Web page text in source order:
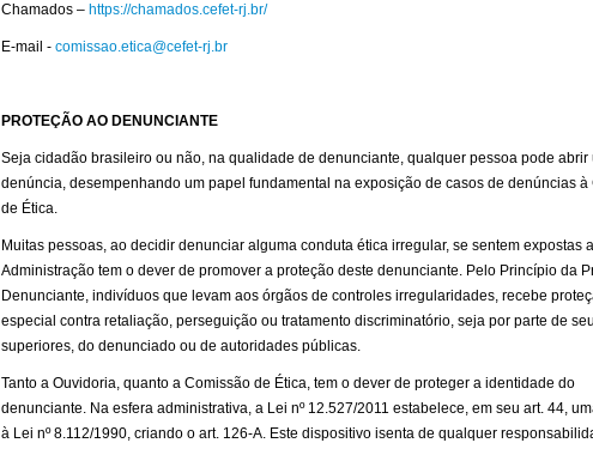
Chamados – https://chamados.cefet-rj.br/
E-mail - comissao.etica@cefet-rj.br
PROTEÇÃO AO DENUNCIANTE
Seja cidadão brasileiro ou não, na qualidade de denunciante, qualquer pessoa pode abrir
denúncia, desempenhando um papel fundamental na exposição de casos de denúncias à
de Ética.
Muitas pessoas, ao decidir denunciar alguma conduta ética irregular, se sentem expostas
Administração tem o dever de promover a proteção deste denunciante. Pelo Princípio da
Denunciante, indivíduos que levam aos órgãos de controles irregularidades, recebe
especial contra retaliação, perseguição ou tratamento discriminatório, seja por parte de
superiores, do denunciado ou de autoridades públicas.
Tanto a Ouvidoria, quanto a Comissão de Ética, tem o dever de proteger a identidade do
denunciante. Na esfera administrativa, a Lei nº 12.527/2011 estabelece, em seu art. 44,
à Lei nº 8.112/1990, criando o art. 126-A. Este dispositivo isenta de qualquer